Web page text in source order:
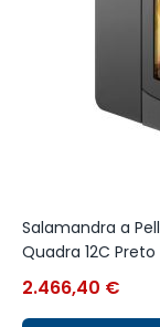
Salamandra a
Quadra 12C Preto
2.466,40 €